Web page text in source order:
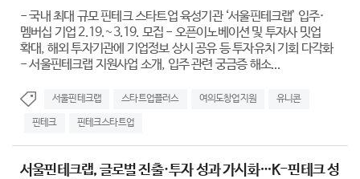
- 국내 최대 규모 핀테크 스타트업 육성기관 ‘서울핀테크랩’ 입주·
멤버십 기업 2.19.~3.19. 모집 - 오픈이노베이션 및 투자사 밋업
확대, 해외 투자기관에 기업정보 상시 공유 등 투자유치 기회 다각화
- 서울핀테크랩 지원사업 소개, 입주 관련 궁금증 해소...
서울핀테크랩 스타트업플러스 여의도창업지원 유니콘
핀테크 핀테크스타트업
서울핀테크랩, 글로벌 진출·투자 성과 가시화…K-핀테크 성